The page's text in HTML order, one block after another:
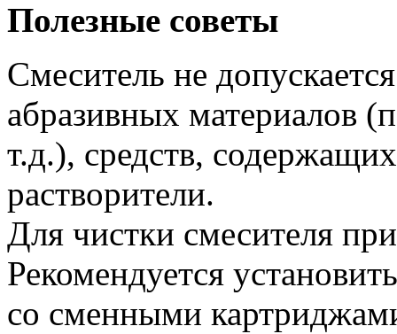
Полезные советы
Смеситель не
абразивных материалов
т.д.), средств,
растворители.
Для чистки смесителя
Рекомендуется
со сменными